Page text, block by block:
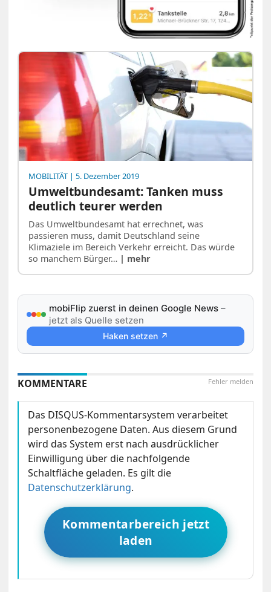
MOBILITÄT | 5. Dezember 2019
Umweltbundesamt: Tanken muss
deutlich teurer werden
Das Umweltbundesamt hat errechnet, was
passieren muss, damit Deutschland seine
Klimaziele im Bereich Verkehr erreicht. Das würde
so manchem Bürger… | mehr
mobiFlip zuerst in deinen Google News –
jetzt als Quelle setzen
Haken setzen ↗
Fehler melden
KOMMENTARE
Das DISQUS-Kommentarsystem verarbeitet
personenbezogene Daten. Aus diesem Grund
wird das System erst nach ausdrücklicher
Einwilligung über die nachfolgende
Schaltfläche geladen. Es gilt die
Datenschutzerklärung.
Kommentarbereich jetzt
laden